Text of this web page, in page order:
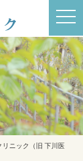
t
o
g
l
e
n
a
v
i
g
a
t
i
リニック（旧 下川医